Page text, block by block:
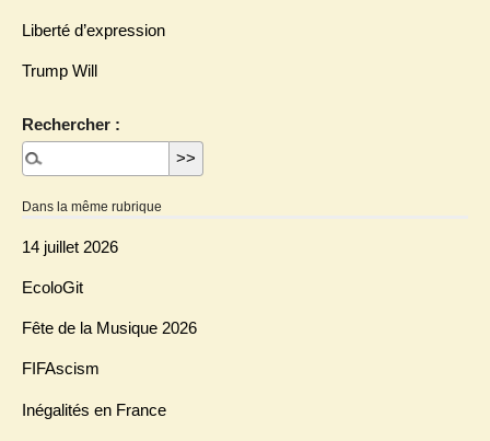
Liberté d’expression
Trump Will
Rechercher :
Dans la même rubrique
14 juillet 2026
EcoloGit
Fête de la Musique 2026
FIFAscism
Inégalités en France